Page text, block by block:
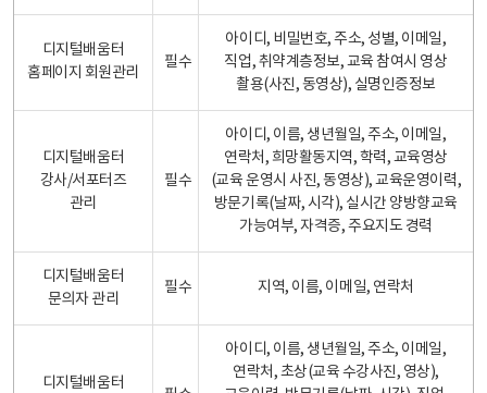
디지털배움터
홈페이지 회원관리
필수
아이디, 비밀번호, 주소, 성별, 이메일,
직업, 취약계층정보, 교육 참여시 영상
촬용(사진, 동영상), 실명인증정보
디지털배움터
강사/서포터즈
관리
필수
아이디, 이름, 생년월일, 주소, 이메일,
연락처, 희망활동지역, 학력, 교육영상
(교육 운영시 사진, 동영상), 교육운영이력,
방문기록(날짜, 시각), 실시간 양방향교육
가능여부, 자격증, 주요지도 경력
디지털배움터
문의자 관리
필수 지역, 이름, 이메일, 연락처
디지털배움터
아이디, 이름, 생년월일, 주소, 이메일,
연락처, 초상(교육 수강사진, 영상),